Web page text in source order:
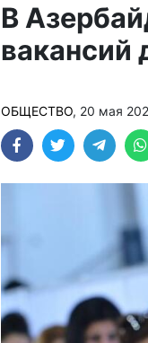
В
вакансий
ОБЩЕСТВО, 20 мая